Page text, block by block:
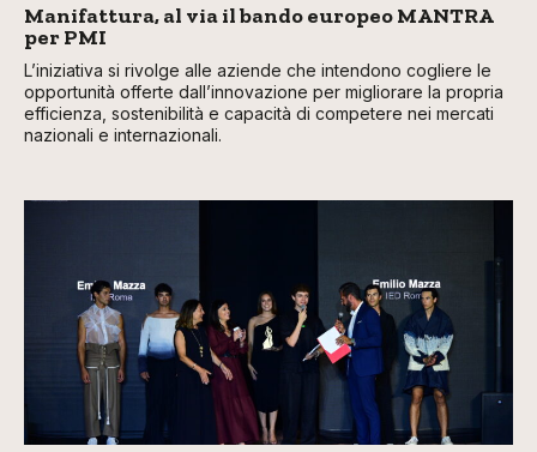
Manifattura, al via il bando europeo MANTRA
per PMI
L’iniziativa si rivolge alle aziende che intendono cogliere le
opportunità offerte dall’innovazione per migliorare la propria
efficienza, sostenibilità e capacità di competere nei mercati
nazionali e internazionali.